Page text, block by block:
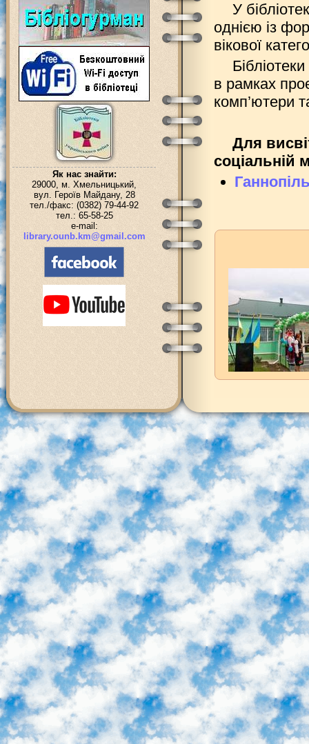
Як нас знайти:
29000, м. Хмельницький,
вул. Героїв Майдану, 28
тел./факс: (0382) 79-44-92
тел.: 65-58-25
e-mail:
library.ounb.km@gmail.com
У
однією із
вікової
в рамках
комп’ютери
Для
соціальній